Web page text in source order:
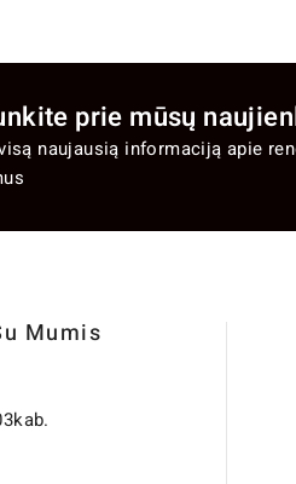
prie mūsų
naujausią informaciją apie
Mumis